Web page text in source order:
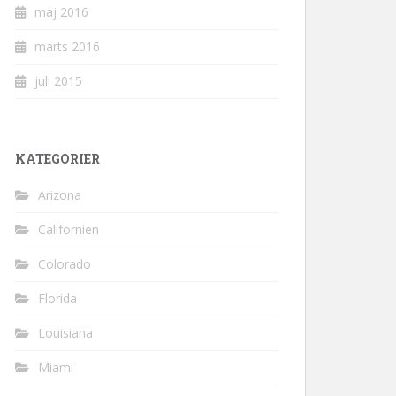
maj 2016
marts 2016
juli 2015
KATEGORIER
Arizona
Californien
Colorado
Florida
Louisiana
Miami